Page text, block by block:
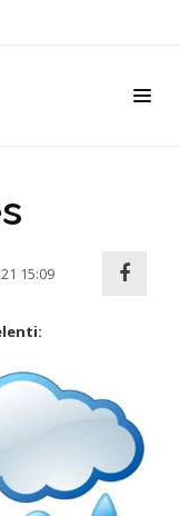
15:09